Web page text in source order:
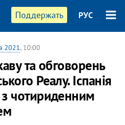
Поддержать РУС
2021, 10:00
та обговорень
Реалу. Іспанія
чотириденним